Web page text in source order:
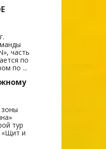
часть
по
по ...
тур
и